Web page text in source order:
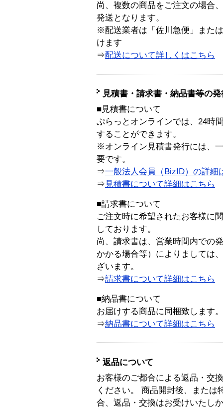
尚、複数の商品をご注文の場合
発送となります。
※配送業者は「佐川急便」また
けます
⇒配送について詳しくはこちら
見積書・請求書・納品書等の
■見積書について
ぷらっとオンラインでは、24時
することができます。
※オンライン見積書発行には、
要です。
⇒一般法人会員（BizID）の詳細
⇒ 見積書について詳細はこちら
■請求書について
ご注文時に希望されたお客様に
しております。
尚、請求書は、営業時間内での
かかる場合等）によりましては
ざいます。
⇒請求書について詳細はこちら
■納品書について
お届けする商品に同梱致します。
⇒納品書について詳細はこちら
返品について
お客様のご都合による返品・交
ください。 商品開封後、または
合、返品・交換はお受けいたし